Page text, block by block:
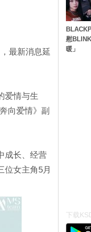
最新消息延
爱情与生
向爱情》副
成长、经营
位女主角5月
慰
暖」
下载